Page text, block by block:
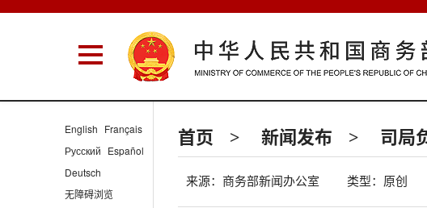
首页 > 新闻发布 > 司局
来源：商务部新闻办公室 类型：原创
English Français
Русский Español
Deutsch
无障碍浏览